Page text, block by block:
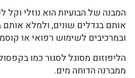
המבנה של הבועיות הוא נוזלי וקל
אותם בגדלים שונים, ולמלא אותם
ובמרכיבים לשימוש רפואי או
הליפוזום מסוגל לסגור כמו
ממברנה הדוחה מים.